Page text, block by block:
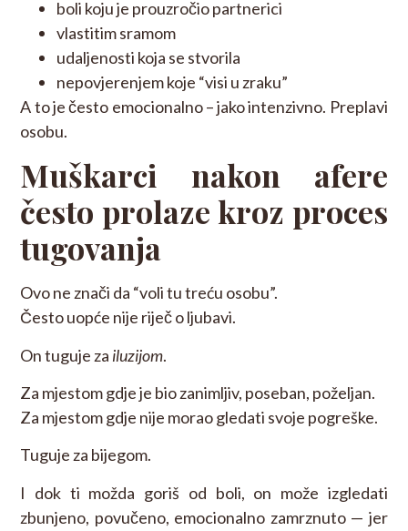
boli koju je prouzročio partnerici
vlastitim sramom
udaljenosti koja se stvorila
nepovjerenjem koje “visi u zraku”
A to je često emocionalno – jako intenzivno. Preplavi
osobu.
Muškarci nakon afere
često prolaze kroz proces
tugovanja
Ovo ne znači da “voli tu treću osobu”.
Često uopće nije riječ o ljubavi.
On tuguje za iluzijom.
Za mjestom gdje je bio zanimljiv, poseban, poželjan.
Za mjestom gdje nije morao gledati svoje pogreške.
Tuguje za bijegom.
I dok ti možda goriš od boli, on može izgledati
zbunjeno, povučeno, emocionalno zamrznuto — jer